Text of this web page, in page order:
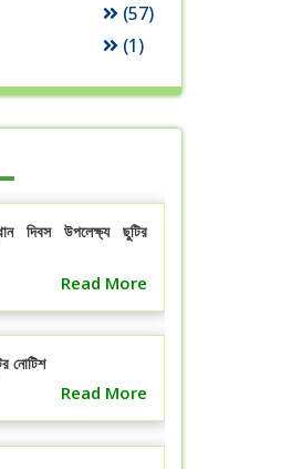
(57)
(1)
দিবস উপলেক্ষ্য ছুটির
Read More
নোটিশ
Read More